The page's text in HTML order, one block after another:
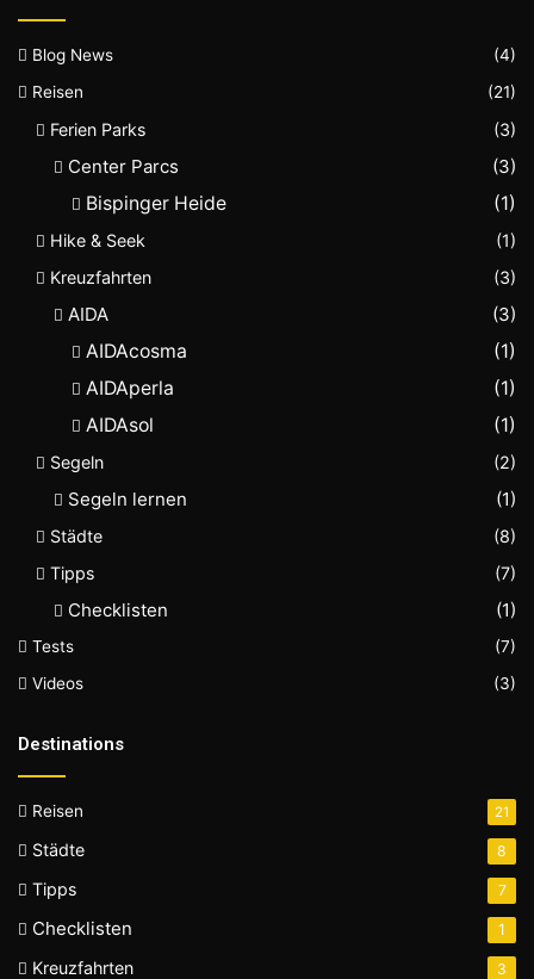
Blog News
(4)
Reisen
(21)
Ferien Parks (3)
Center Parcs
(3)
Bispinger Heide
(1)
Hike & Seek
(1)
Kreuzfahrten
(3)
AIDA
(3)
AIDAcosma
(1)
AIDAperla
(1)
AIDAsol
(1)
Segeln (2)
Segeln lernen (1)
Städte
(8)
Tipps
(7)
Checklisten (1)
Tests
(7)
Videos
(3)
Destinations
Reisen 21
Städte 8
Tipps 7
Checklisten 1
Kreuzfahrten 3